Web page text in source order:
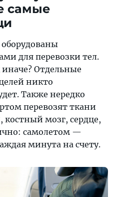
самые
для перевозки тел.
иначе? Отдельные
никто
Также нередко
перевозят ткани
костный мозг, сердце,
самолетом —
минута на счету.